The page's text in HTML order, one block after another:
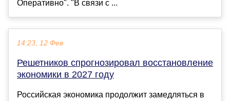
Оперативно". "В связи с ...
14:23, 12 Фев
Решетников спрогнозировал восстановление
экономики в 2027 году
Российская экономика продолжит замедляться в